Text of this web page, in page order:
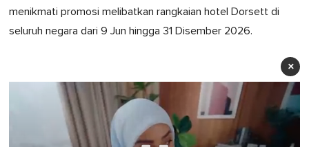
menikmati promosi melibatkan rangkaian hotel Dorsett di
seluruh negara dari 9 Jun hingga 31 Disember 2026.
×